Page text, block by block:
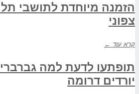
הזמנה מיוחדת לתושבי תל
צפוני
קרא עוד ←
תופתעו לדעת למה
יורדים דרומה